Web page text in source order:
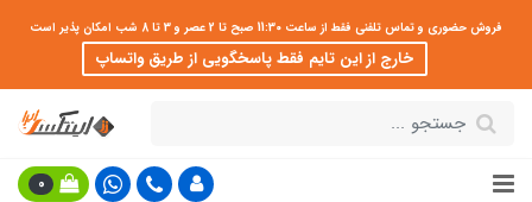
فروش حضوری و تماس تلفنی فقط از ساعت 11:30 صبح تا 2 عصر و 3 تا 8 شب امکان پذیر است
خارج از این تایم فقط پاسخگویی از طریق واتساپ
0